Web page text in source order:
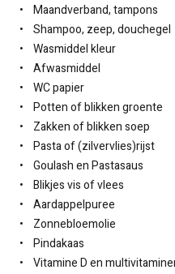
• Maandverband, tampons
• Shampoo, zeep, douchegel
• Wasmiddel kleur
• Afwasmiddel
• WC papier
• Potten of blikken groente
• Zakken of blikken soep
• Pasta of (zilvervlies)rijst
• Goulash en Pastasaus
• Blikjes vis of vlees
• Aardappelpuree
• Zonnebloemolie
• Pindakaas
• Vitamine D en